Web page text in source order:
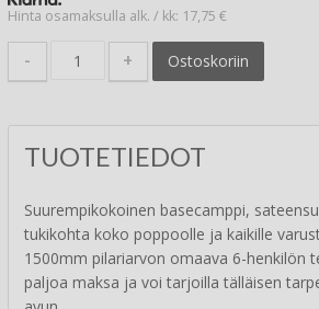
Hinta osamaksulla alk. / kk: 17,75 €
- + Ostoskoriin
TUOTETIEDOT
Suurempikokoinen basecamppi,
tukikohta koko poppoolle ja kaikille
1500mm pilariarvon omaava 6-henkilön
paljoa maksa ja voi tarjoilla tälläisen